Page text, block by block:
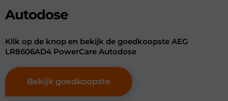
Autodose
Klik op de knop en bekijk de goedkoopste AEG
LR8606AD4 PowerCare Autodose
Bekijk goedkoopste